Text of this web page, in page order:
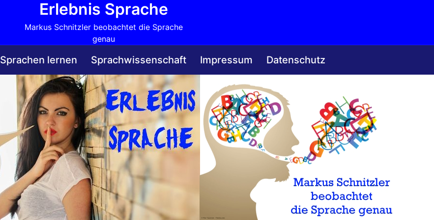
Erlebnis Sprache
Markus Schnitzler beobachtet die Sprache
genau
Sprachen lernen Sprachwissenschaft Impressum Datenschutz